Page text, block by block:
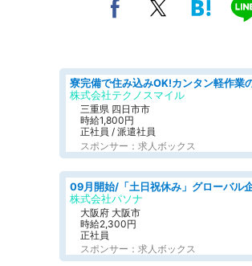
株式会社テクノスマイル
三重県 四日市市
時給1,800円
正社員 / 派遣社員
スポンサー：求人ボックス
株式会社パソナ
大阪府 大阪市
時給2,300円
正社員
スポンサー：求人ボックス